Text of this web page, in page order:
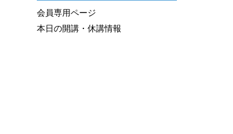
会員専用ページ
本日の開講・休講情報